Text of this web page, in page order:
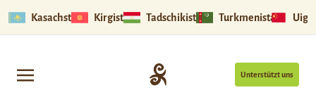
Kasachstan Kirgistan Tadschikistan Turkmenistan
Unterstützt uns